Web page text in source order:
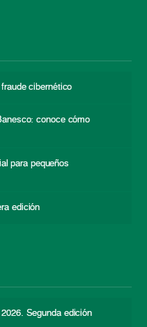
cibernético
conoce cómo
para pequeños
edición
Segunda edición